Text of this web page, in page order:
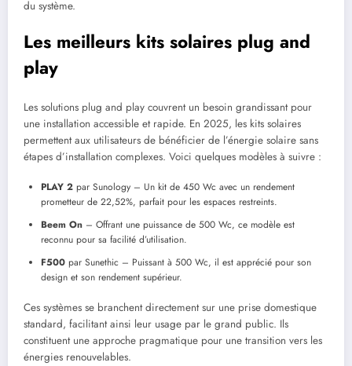
du système.
Les meilleurs kits solaires plug and
play
Les solutions plug and play couvrent un besoin grandissant pour
une installation accessible et rapide. En 2025, les kits solaires
permettent aux utilisateurs de bénéficier de l’énergie solaire sans
étapes d’installation complexes. Voici quelques modèles à suivre :
PLAY 2 par Sunology – Un kit de 450 Wc avec un rendement
prometteur de 22,52%, parfait pour les espaces restreints.
Beem On – Offrant une puissance de 500 Wc, ce modèle est
reconnu pour sa facilité d’utilisation.
F500 par Sunethic – Puissant à 500 Wc, il est apprécié pour son
design et son rendement supérieur.
Ces systèmes se branchent directement sur une prise domestique
standard, facilitant ainsi leur usage par le grand public. Ils
constituent une approche pragmatique pour une transition vers les
énergies renouvelables.